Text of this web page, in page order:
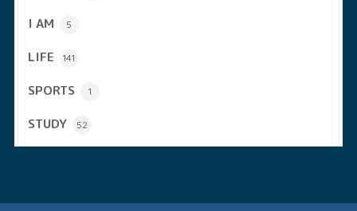
I AM 5
LIFE 141
SPORTS 1
STUDY 52